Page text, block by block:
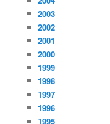
2003
2002
2001
2000
1999
1998
1997
1996
1995